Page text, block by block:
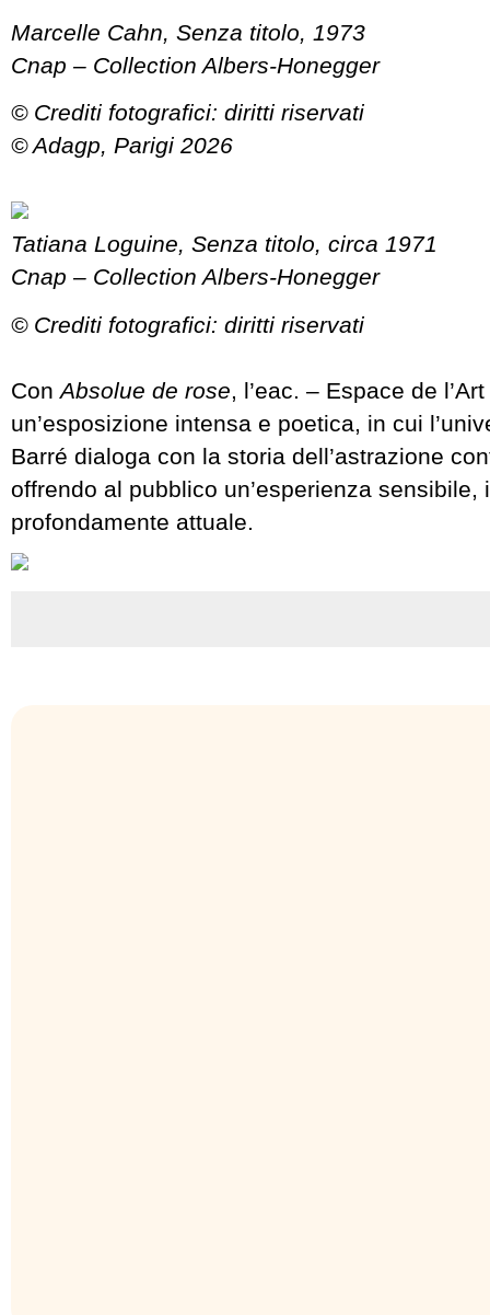
Marcelle Cahn, Senza titolo, 1973
Cnap – Collection Albers-Honegger
© Crediti fotografici: diritti riservati
© Adagp, Parigi 2026
Tatiana Loguine, Senza titolo, circa 1971
Cnap – Collection Albers-Honegger
© Crediti fotografici: diritti riservati
ConAbsolue de rose, l’eac. – Espace de
un’esposizione intensa e poetica, in cui
Barré dialoga con la storia dell’astrazione
offrendo al pubblico un’esperienza sensibile,
profondamente attuale.